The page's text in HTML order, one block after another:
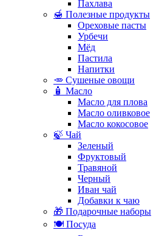
Пахлава
🍯 Полезные продукты
Ореховые пасты
Урбечи
Мёд
Пастила
Напитки
🥕 Сушеные овощи
🧴 Масло
Масло для плова
Масло оливковое
Масло кокосовое
🍃 Чай
Зеленый
Фруктовый
Травяной
Черный
Иван чай
Добавки к чаю
🎁 Подарочные наборы
🍽️ Посуда